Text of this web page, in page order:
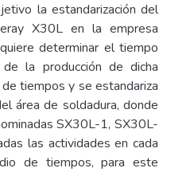
la estandarización del
X30L en la empresa
determinar el tiempo
la producción de dicha
tiempos y se estandariza
área de soldadura, donde
SX30L-1, SX30L-
las actividades en cada
de tiempos, para este